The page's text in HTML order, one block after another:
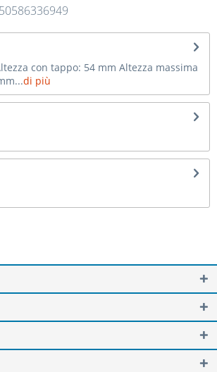
con tappo: 54 mm Altezza massima
di più